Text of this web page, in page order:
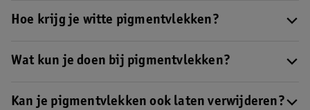
aanmaak van pigmentcellen ontregeld is . Dit zijn vaak donkere
weinig pigment) zijn.
Hoe krijg je witte pigmentvlekken?
kan het gevolg zijn van bijvoorbeeld een aandoening, maar ook
Wat kun je doen bij pigmentvlekken?
verminderen met bijvoorbeeld serums, oliën en crèmes, maar je
Kan je pigmentvlekken ook laten verwijderen?